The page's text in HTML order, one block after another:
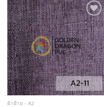
Add to
Wishlist
ผ้าฝ้าย - A2